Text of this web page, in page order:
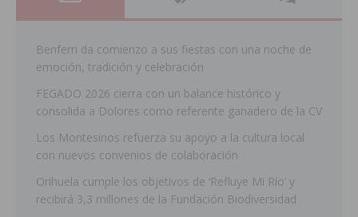
Benferri da comienzo a sus fiestas con una noche de
emoción, tradición y celebración
FEGADO 2026 cierra con un balance histórico y
consolida a Dolores como referente ganadero de la CV
Los Montesinos refuerza su apoyo a la cultura local
con nuevos convenios de colaboración
Orihuela cumple los objetivos de ‘Refluye Mi Río’ y
recibirá 3,3 millones de la Fundación Biodiversidad